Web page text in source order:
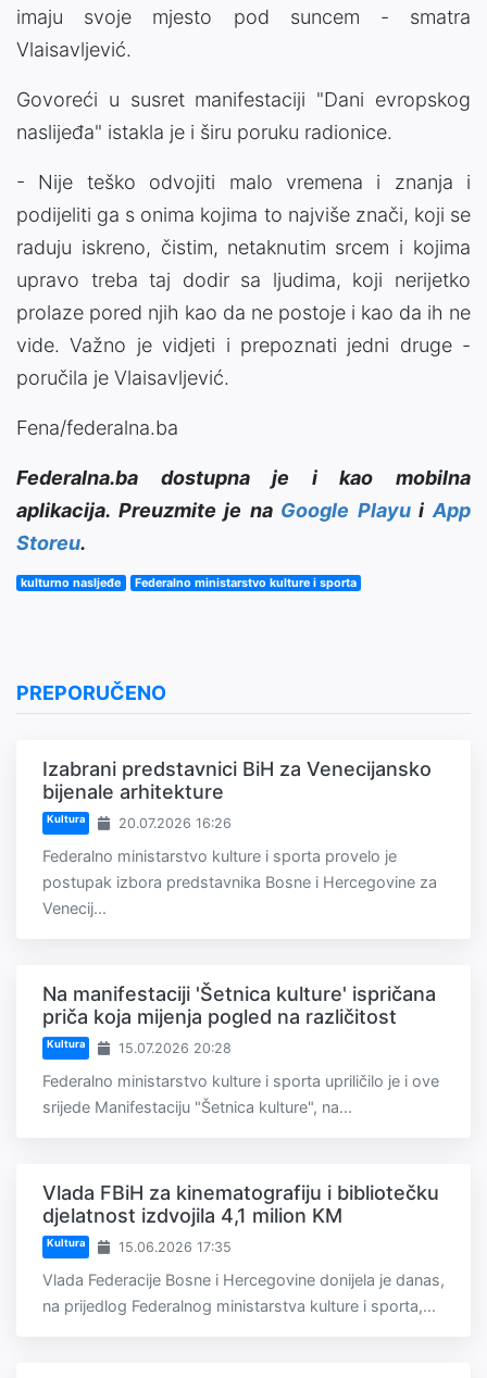
imaju svoje mjesto pod suncem - smatra
Vlaisavljević.
Govoreći u susret manifestaciji "Dani evropskog
naslijeđa" istakla je i širu poruku radionice.
- Nije teško odvojiti malo vremena i znanja i
podijeliti ga s onima kojima to najviše znači, koji se
raduju iskreno, čistim, netaknutim srcem i kojima
upravo treba taj dodir sa ljudima, koji nerijetko
prolaze pored njih kao da ne postoje i kao da ih ne
vide. Važno je vidjeti i prepoznati jedni druge -
poručila je Vlaisavljević.
Fena/federalna.ba
Federalna.ba dostupna je i kao mobilna
aplikacija. Preuzmite je na Google PlayuiApp
Storeu.
kulturno nasljeđe Federalno ministarstvo kulture i sporta
PREPORUČENO
Izabrani predstavnici BiH za Venecijansko
bijenale arhitekture
Kultura 20.07.2026 16:26
Federalno ministarstvo kulture i sporta provelo je
postupak izbora predstavnika Bosne i Hercegovine za
Venecij...
Na manifestaciji 'Šetnica kulture' ispričana
priča koja mijenja pogled na različitost
Kultura 15.07.2026 20:28
Federalno ministarstvo kulture i sporta upriličilo je i ove
srijede Manifestaciju "Šetnica kulture", na...
Vlada FBiH za kinematografiju i bibliotečku
djelatnost izdvojila 4,1 milion KM
Kultura 15.06.2026 17:35
Vlada Federacije Bosne i Hercegovine donijela je danas,
na prijedlog Federalnog ministarstva kulture i sporta,...